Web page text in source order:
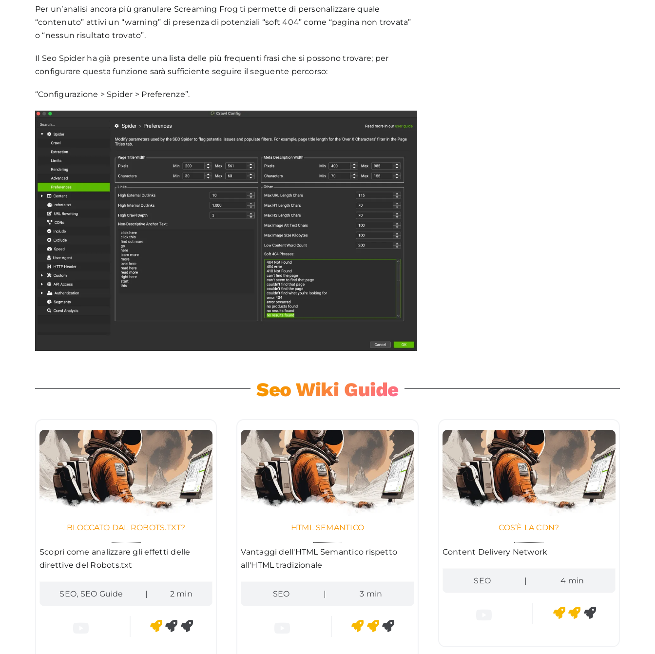
Per un’analisi ancora più granulare Screaming Frog ti permette di personalizzare quale
“contenuto” attivi un “warning” di presenza di potenziali “soft 404” come “pagina non trovata”
o “nessun risultato trovato”.
Il Seo Spider ha già presente una lista delle più frequenti frasi che si possono trovare; per
configurare questa funzione sarà sufficiente seguire il seguente percorso:
“Configurazione > Spider > Preferenze”.
Seo Wiki Guide
BLOCCATO DAL ROBOTS.TXT?
Scopri come analizzare gli effetti delle
direttive del Robots.txt
SEO, SEO Guide 2 min
HTML SEMANTICO
Vantaggi dell'HTML Semantico rispetto
all'HTML tradizionale
SEO 3 min
COS’È LA CDN?
Content Delivery Network
SEO 4 min